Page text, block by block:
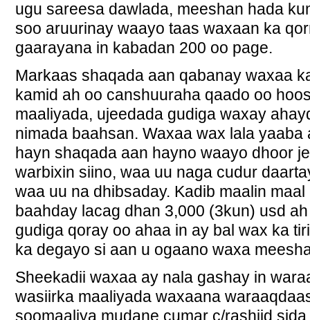
ugu sareesa dawlada, meeshan hada
soo aruurinay waayo taas waxaan ka
gaarayana in kabadan 200 oo page.
Markaas shaqada aan qabanay waxaa
kamid ah oo canshuuraha qaado oo
maaliyada, ujeedada gudiga waxay
nimada baahsan. Waxaa wax lala
hayn shaqada aan hayno waayo dhoor
warbixin siino, waa uu naga cudur
waa uu na dhibsaday. Kadib maalin
baahday lacag dhan 3,000 (3kun) usd
gudiga qoray oo ahaa in ay bal wax ka
ka degayo si aan u ogaano waxa
Sheekadii waxaa ay nala gashay in
wasiirka maaliyada waxaana
soomaaliya mudane cumar c/rashiid